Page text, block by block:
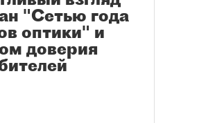
"Сетью года
оптики" и
доверия